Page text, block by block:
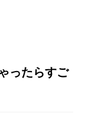
ったらすご